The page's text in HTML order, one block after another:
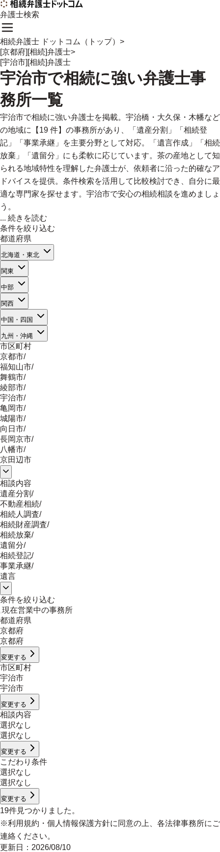
弁護士検索
相続弁護士 ドットコム（トップ） >
[京都府][相続]弁護士>
[宇治市][相続]弁護士
宇治市で相続に強い弁護士事
務所一覧
宇治市で相続に強い弁護士を掲載。宇治橋・大久保・木幡など
の地域に【19 件】の事務所があり、「遺産分割」「相続登
記」「事業承継」を主要分野として対応。「遺言作成」「相続
放棄」「遺留分」にも柔軟に応じています。茶の産地として知
られる地域特性を理解した弁護士が、依頼者に沿った的確なア
ドバイスを提供。条件検索を活用して比較検討でき、自分に最
適な専門家を探せます。宇治市で安心の相続相談を進めましょ
う。
... 続きを読む
条件を絞り込む
都道府県
北海道・東北
関東
中部
関西
中国・四国
九州・沖縄
市区町村
京都市/
福知山市/
舞鶴市/
綾部市/
宇治市/
亀岡市/
城陽市/
向日市/
長岡京市/
八幡市/
京田辺市
相談内容
遺産分割/
不動産相続/
相続人調査/
相続財産調査/
相続放棄/
遺留分/
相続登記/
事業承継/
遺言
条件を絞り込む
現在営業中の事務所
都道府県
京都府
京都府
変更する
市区町村
宇治市
宇治市
変更する
相談内容
選択なし
選択なし
変更する
こだわり条件
選択なし
選択なし
変更する
19件見つかりました。
※利用規約 ・ 個人情報保護方針に同意の上、各法律事務所にご
連絡ください。
更新日： 2026/08/10